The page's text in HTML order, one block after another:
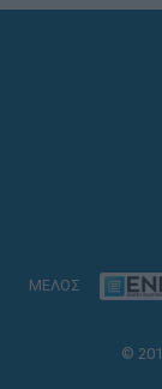
ΜΕΛΟΣ
©